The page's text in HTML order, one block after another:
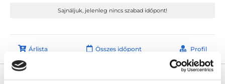
Sajnáljuk, jelenleg nincs szabad időpont!
Árlista Összes időpont Profil
Dr. Szabó Tünde Melánia